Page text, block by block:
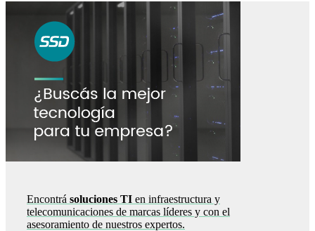
Encontrá soluciones TI en infraestructura y
telecomunicaciones de marcas líderes y con el
asesoramiento de nuestros expertos.